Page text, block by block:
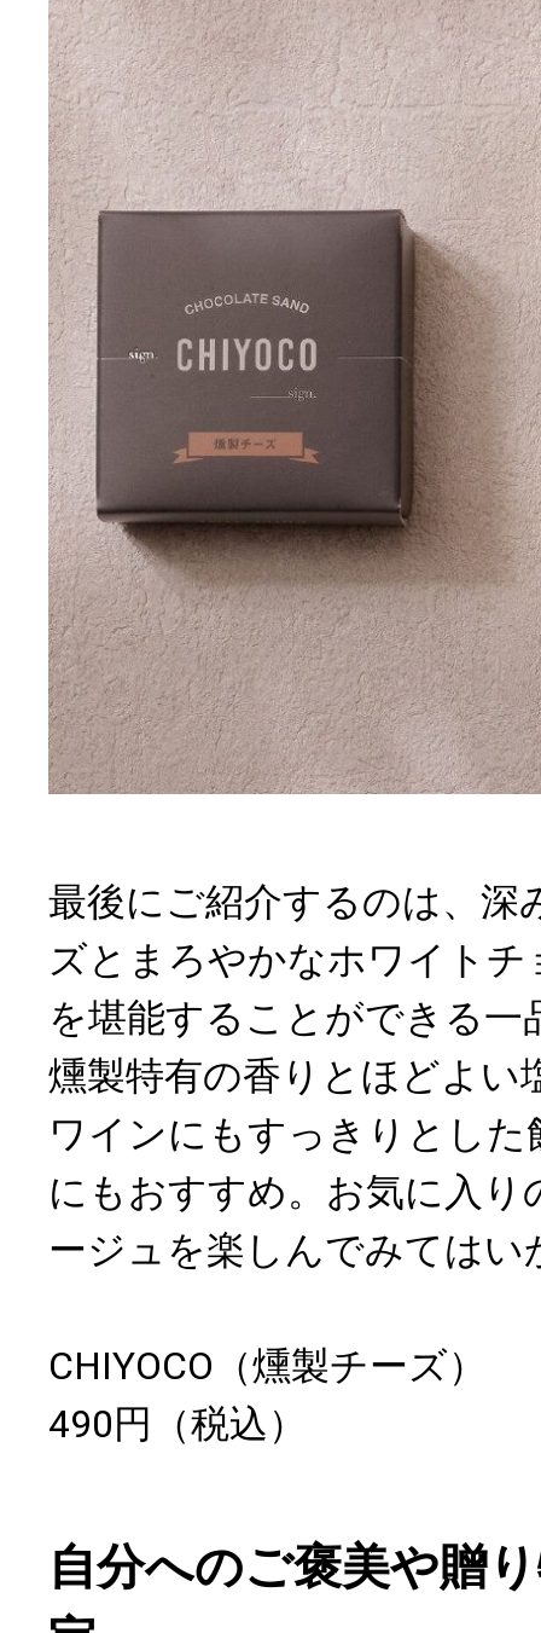
最後にご紹介するのは、深
ズとまろやかなホワイト
を堪能することができる一
燻製特有の香りとほどよい
ワインにもすっきりとし
にもおすすめ。お気に入
ージュを楽しんでみては
CHIYOCO（燻製チーズ）
490円（税込）
自分へのご褒美や贈